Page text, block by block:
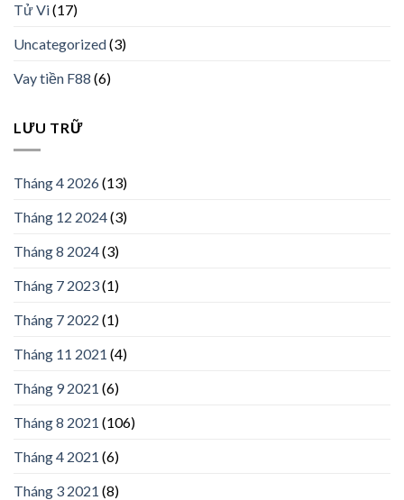
Tử Vi(17)
Uncategorized(3)
Vay tiền F88 (6)
LƯU TRỮ
Tháng 4 2026(13)
Tháng 12 2024(3)
Tháng 8 2024(3)
Tháng 7 2023(1)
Tháng 7 2022 (1)
Tháng 11 2021 (4)
Tháng 9 2021 (6)
Tháng 8 2021 (106)
Tháng 4 2021 (6)
Tháng 3 2021 (8)